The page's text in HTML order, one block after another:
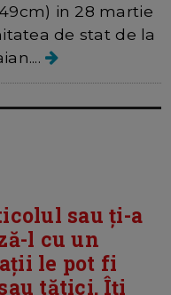
in 28 martie
de stat de la
sau ți-a
l cu un
le pot fi
tătici. Îți